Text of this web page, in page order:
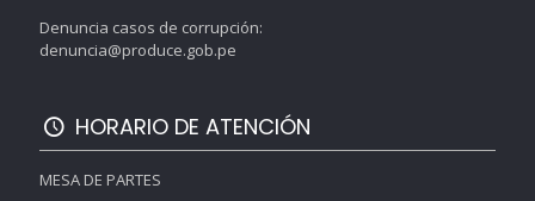
Denuncia casos de corrupción:
denuncia@produce.gob.pe
HORARIO DE ATENCIÓN
MESA DE PARTES